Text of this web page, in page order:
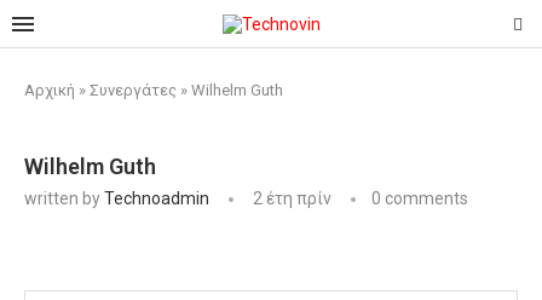
Αρχική » Συνεργάτες » Wilhelm Guth
Wilhelm Guth
written byTechnoadmin 2 έτη πρίν 0 comments